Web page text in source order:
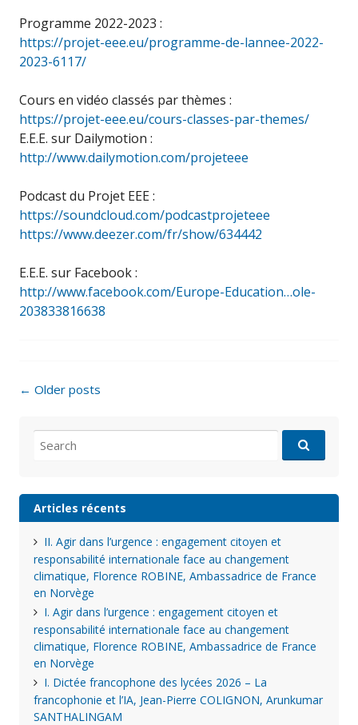
Programme 2022-2023 :
https://projet-eee.eu/programme-de-lannee-2022-
2023-6117/
Cours en vidéo classés par thèmes :
https://projet-eee.eu/cours-classes-par-themes/
E.E.E. sur Dailymotion :
http://www.dailymotion.com/projeteee
Podcast du Projet EEE :
https://soundcloud.com/podcastprojeteee
https://www.deezer.com/fr/show/634442
E.E.E. sur Facebook :
http://www.facebook.com/Europe-Education…ole-
203833816638
Posts
← Older posts
for:
Articles récents
II. Agir dans l’urgence : engagement citoyen et
responsabilité internationale face au changement
climatique, Florence ROBINE, Ambassadrice de France
en Norvège
I. Agir dans l’urgence : engagement citoyen et
responsabilité internationale face au changement
climatique, Florence ROBINE, Ambassadrice de France
en Norvège
I. Dictée francophone des lycées 2026 – La
francophonie et l’IA, Jean-Pierre COLIGNON, Arunkumar
SANTHALINGAM